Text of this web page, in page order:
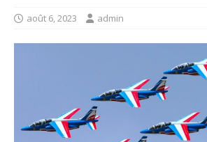
août 6, 2023 admin